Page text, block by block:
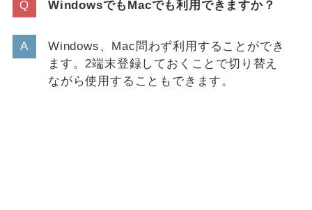
WindowsでもMacでも利用できますか？
Windows、Mac問わず利用することができ
ます。2端末登録しておくことで切り替え
ながら使用することもできます。